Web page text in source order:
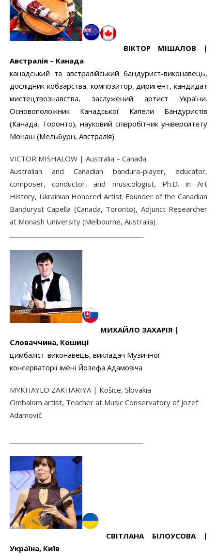
ВІКТОР МІШАЛОВ |
Австралія – Канада
канадський та австралійський бандурист-виконавець,
дослідник кобзарства, композитор, диригент, кандидат
мистецтвознавства, заслужений артист України.
Основоположник Канадської Капели Бандуристів
(Канада, Торонто), науковий співробітник університету
Монаш (Мельбурн, Австралія).
VICTOR MISHALOW | Australia – Canada
Australian and Canadian bandura-player, educator,
composer, conductor, and musicologist, Ph.D. in Art
History, Ukrainian Honored Artist. Founder of the Canadian
Banduryst Capella (Canada, Toronto), Adjunct Researcher
at Monash University (Melbourne, Australia).
МИХАЙЛО ЗАХАРІЯ |
Словаччина, Кошиці
цимбаліст-виконавець, викладач Музичної
консерваторії імені Йозефа Адамовіча
MYKHAYLO ZAKHARIYA | Košice, Slovakia
Cimbalom artist, Teacher at Music Conservatory of Jozef
Adamovič
СВІТЛАНА БІЛОУСОВА |
Україна, Київ